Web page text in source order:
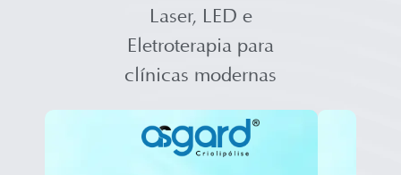
Laser, LED e
Eletroterapia para
clínicas modernas